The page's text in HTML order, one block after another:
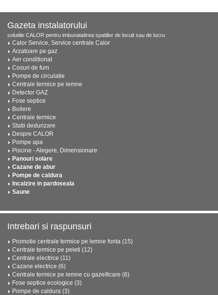
Gazeta instalatorului
solutiile CALOR pentru imbunatatirea spatiilor de locuit sau de lucru
Calor Service, Service centrale Calor
Arzatoare pe gaz
Aer conditionat
Cosuri de fum
Pompe de circulatie
Centrale termice pe lemne
Detector GAZ
Fose septice
Boilere
Centrale termice
Statii dedurizare
Despre CALOR
Pompe apa
Piscine - Alegere, Dimensionare
Panouri solare
Cazane de abur
Pompe de caldura
Incalzire in pardoseala
Saune
Intrebari si raspunsuri
Promotie centrale termice pe lemne fonta (15)
Centrale termice pe peleti (12)
Centrale electrice (11)
Cazane electrice (6)
Centrale termice pe lemne cu gazeificare (6)
Fose septice ecologice (3)
Pompe de caldura (3)